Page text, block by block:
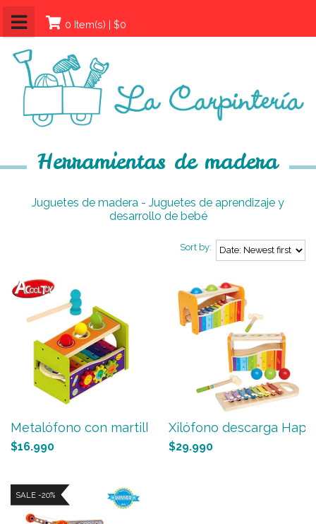
0 Item(s) | $0
Herramientas de madera
Juguetes de madera - Juguetes de aprendizaje y
desarrollo de bebé
Sort by:
Metalófono con martillo Aco...
$16.990
Xilófono descarga Hape
$29.990
SALE -20%